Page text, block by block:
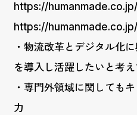
https://
https://
・物流改革とデジタル化
を導入し活躍したいと考
・専門外領域に関しても
力